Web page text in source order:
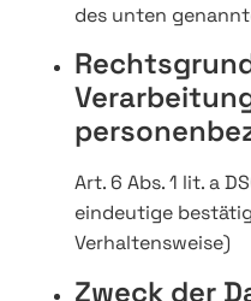
des unten
Art. 6 Abs. 1 lit. a
eindeutige
Verhaltensweise)
Zweck der